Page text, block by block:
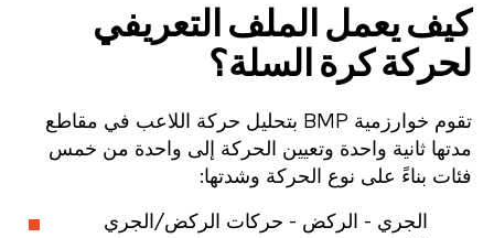
كيف يعمل الملف التعريفي
لحركة كرة السلة؟
تقوم خوارزمية BMP بتحليل حركة اللاعب في مقاطع
مدتها ثانية واحدة وتعيين الحركة إلى واحدة من خمس
فئات بناءً على نوع الحركة وشدتها:
الجري - الركض - حركات الركض/الجري